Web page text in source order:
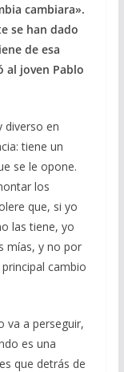
cambiara».
se han dado
de esa
al joven Pablo
diverso en
tiene un
se le opone.
los
que, si yo
las tiene, yo
mías, y no por
cambio
va a perseguir,
es una
que detrás de